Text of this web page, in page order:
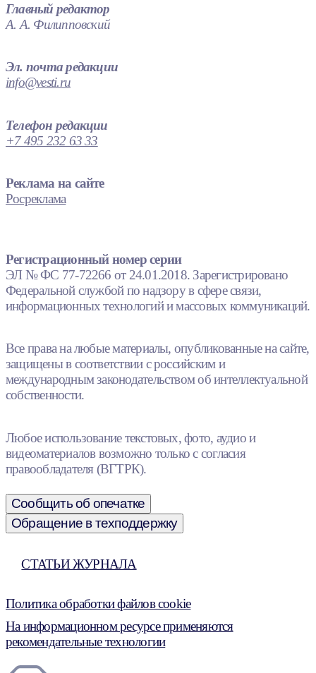
Главный редактор
А. А. Филипповский
Эл. почта редакции
info@vesti.ru
Телефон редакции
+7 495 232 63 33
Реклама на сайте
Росреклама
Регистрационный номер серии
ЭЛ № ФС 77-72266 от 24.01.2018. Зарегистрировано
Федеральной службой по надзору в сфере связи,
информационных технологий и массовых коммуникаций.
Все права на любые материалы, опубликованные на сайте,
защищены в соответствии с российским и
международным законодательством об интеллектуальной
собственности.
Любое использование текстовых, фото, аудио и
видеоматериалов возможно только с согласия
правообладателя (ВГТРК).
Сообщить об опечатке
Обращение в техподдержку
СТАТЬИ ЖУРНАЛА
Политика обработки файлов cookie
На информационном ресурсе применяются
рекомендательные технологии